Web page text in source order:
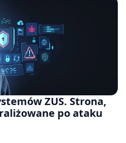
ZUS. Strona,
po ataku